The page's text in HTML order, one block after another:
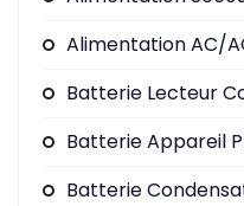
Alimentation AC/
Batterie Lecteur
Batterie Appareil
Batterie